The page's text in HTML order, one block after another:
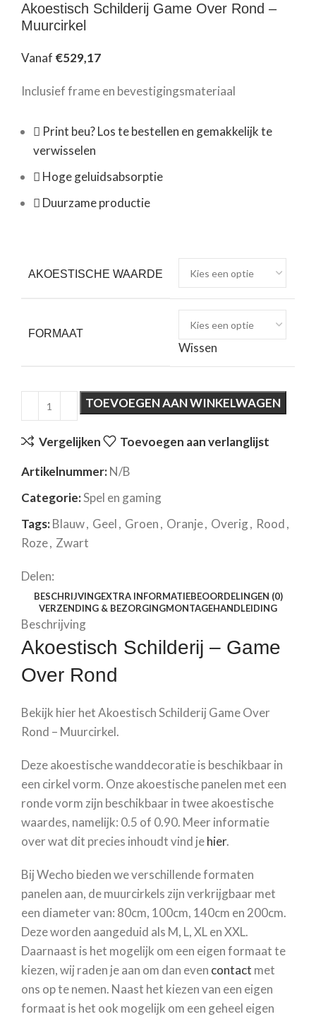
Akoestisch Schilderij Game Over Rond –
Muurcirkel
Vanaf €529,17
Inclusief frame en bevestigingsmateriaal
Print beu? Los te bestellen en gemakkelijk te
verwisselen
Hoge geluidsabsorptie
Duurzame productie
AKOESTISCHE WAARDE
FORMAAT
Wissen
TOEVOEGEN AAN WINKELWAGEN
Vergelijken Toevoegen aan verlanglijst
Artikelnummer:N/B
Categorie:Spel en gaming
Tags:Blauw, Geel, Groen, Oranje, Overig, Rood,
Roze, Zwart
Delen:
BESCHRIJVINGEXTRA INFORMATIEBEOORDELINGEN (0)
VERZENDING & BEZORGINGMONTAGEHANDLEIDING
Beschrijving
Akoestisch Schilderij – Game
Over Rond
Bekijk hier het Akoestisch Schilderij Game Over
Rond – Muurcirkel.
Deze akoestische wanddecoratie is beschikbaar in
een cirkel vorm. Onze akoestische panelen met een
ronde vorm zijn beschikbaar in twee akoestische
waardes, namelijk: 0.5 of 0.90. Meer informatie
over wat dit precies inhoudt vind jehier.
Bij Wecho bieden we verschillende formaten
panelen aan, de muurcirkels zijn verkrijgbaar met
een diameter van: 80cm, 100cm, 140cm en 200cm.
Deze worden aangeduid als M, L, XL en XXL.
Daarnaast is het mogelijk om een eigen formaat te
kiezen, wij raden je aan om dan even contact met
ons op te nemen. Naast het kiezen van een eigen
formaat is het ook mogelijk om een geheel eigen